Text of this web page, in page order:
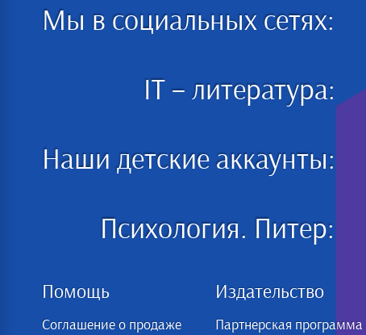
Мы в социальных сетях:
IT – литература:
Наши детские аккаунты:
Психология. Питер:
Помощь
Соглашение о продаже
Издательство
Партнерская программа